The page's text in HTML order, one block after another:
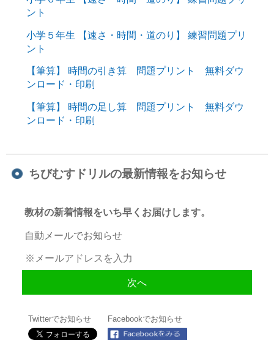
ント
小学５年生 【速さ・時間・道のり】 練習問題プリ
ント
【筆算】 時間の引き算 問題プリント 無料ダウ
ンロード・印刷
【筆算】 時間の足し算 問題プリント 無料ダウ
ンロード・印刷
ちびむすドリルの最新情報をお知らせ
教材の新着情報をいち早くお届けします。
自動メールでお知らせ
Twitterでお知らせ Facebookでお知らせ